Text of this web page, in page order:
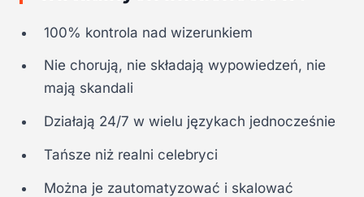
100% kontrola nad wizerunkiem
Nie chorują, nie składają wypowiedzeń, nie
mają skandali
Działają 24/7 w wielu językach jednocześnie
Tańsze niż realni celebryci
Można je zautomatyzować i skalować